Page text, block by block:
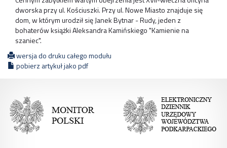
dworska przy ul. Kościuszki. Przy ul. Nowe Miasto znajduje się
dom, w którym urodził się Janek Bytnar - Rudy, jeden z
bohaterów książki Aleksandra Kamińskiego "Kamienie na
szaniec".
wersja do druku całego modułu
pobierz artykuł jako pdf